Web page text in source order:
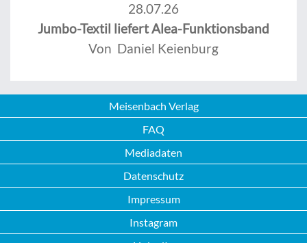
28.07.26
Jumbo-Textil liefert Alea-Funktionsband
Von Daniel Keienburg
Meisenbach Verlag
FAQ
Mediadaten
Datenschutz
Impressum
Instagram